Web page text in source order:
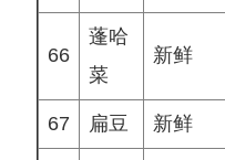
66
蓬哈
菜
新鲜
67 扁豆 新鲜